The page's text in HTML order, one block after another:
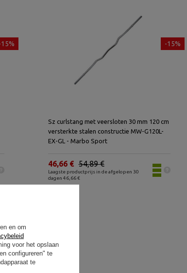
15% -15%
Sz curlstang met veersloten 30 mm 120 cm
versterkte stalen constructie MW-G120L-
EX-GL - Marbo Sport
Laagste productprijs in de afgelopen 30
dagen 46,66 €
54,89 €
46,66 €
en om
voor het opslaan
configureren" te
te